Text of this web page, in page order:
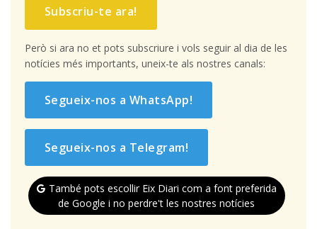
Subscriu-te ara!
Però si ara no et pots subscriure i vols seguir al dia de les
notícies més importants, uneix-te als nostres canals:
Segueix-nos a WhatsApp!
Segueix-nos a Telegram!
També pots escollir Eix Diari com a font preferida
de Google i no perdre't les nostres notícies